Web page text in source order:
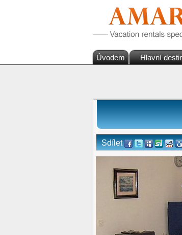
Úvodem Hlavní
Sdílet